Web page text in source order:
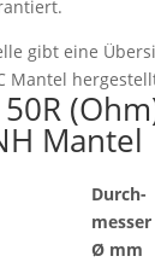
gibt eine
Mantel
Mantel
Durch-
messer
Ø mm